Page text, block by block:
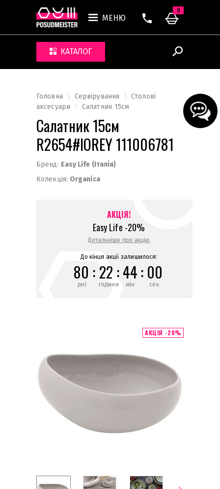
МЕНЮ
КАТАЛОГ
0
Головна Сервірування
Столові
аксесуари
Салатник 15см
Салатник 15см
R2654#IOREY 111006781
Бренд: Easy Life (Італія)
Колекція: Organica
АКЦІЯ -20%
АКЦІЯ!
Easy Life -20%
Детальніше про акцію
До кінця акції залишилося:
80
дні
: 22
години
:44
мін
: 00
сек